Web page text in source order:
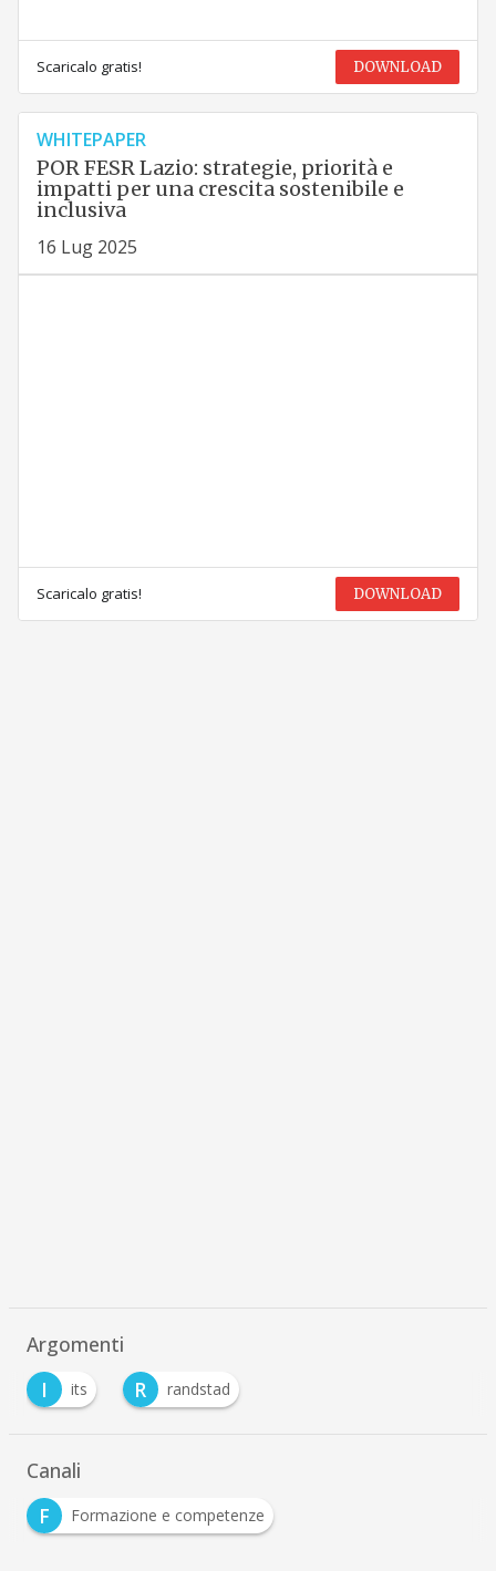
Scaricalo gratis! DOWNLOAD
WHITEPAPER
POR FESR Lazio: strategie, priorità e
impatti per una crescita sostenibile e
inclusiva
16 Lug 2025
Scaricalo gratis! DOWNLOAD
Argomenti
I
its R randstad
Canali
F
Formazione e competenze